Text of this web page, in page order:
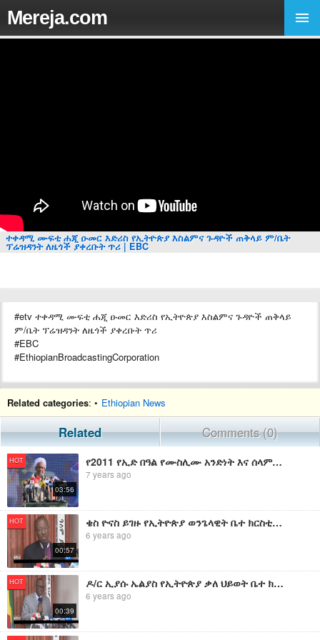
Mereja.com
ተቀዳሚ ሙፍቲ ሐጂ ዑመር እድሪስ የኢትዮጵያ እስልምና ጉዳዮች ጠቅላይ ም/ቤት
ፕሬዝዳንት ለዜጎች ያቀረቡት ጥሪ | EBC
#etv ተቀዳሚ ሙፍቲ ሐጂ ዑመር እድሪስ የኢትዮጵያ እስልምና ጉዳዮች ጠቅላይ
ም/ቤት ፕሬዝዳንት ለዜጎች ያቀረቡት ጥሪ
#EBC
#EthiopianBroadcastingCorporation
Related categories: • Ethiopian News
Related Comments (0)
HOT
03:56
የ2011 የኢድ በዓል የሙስሊሙ አንድነት እና ሰላም የታየበት ነው- የኢትዮጵያ እስልምና ጉዳዮች ጠቅላይ ምክር ቤት ፕሬዝዳንት|#Walta_TV
7 years ago
HOT
00:57
ቄስ ዮናስ ይገዙ የኢትዮጵያ ወንጌላዊት ቤተ ክርስቲያን መካነ ኢየሱስ ፕሬዝዳንት ለዜጎች ያቀረቡት ጥሪ | EBC
6 years ago
HOT
00:39
ዶ/ር ኢያሱ ኤልያስ የኢትዮጵያ ቃለ ህይወት ቤተ ክርስቲያን ፕሬዝዳንት ለዜጎች ያቀረቡት ጥሪ | EBC
6 years ago